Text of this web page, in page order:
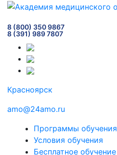
8 (800) 350 9867
8 (391) 989 7807
Красноярск
amo@24amo.ru
Программы обучения
Условия обучения
Бесплатное обучение